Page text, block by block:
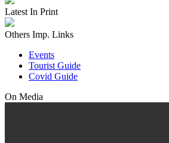
Latest In Print
Others Imp. Links
Events
Tourist Guide
Covid Guide
On Media